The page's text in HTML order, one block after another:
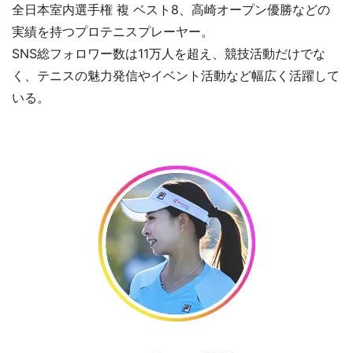
全日本室内選手権 複 ベスト8、高崎オープン優勝などの
実績を持つプロテニスプレーヤー。
SNS総フォロワー数は11万人を超え、競技活動だけでな
く、テニスの魅力発信やイベント活動など幅広く活躍して
いる。